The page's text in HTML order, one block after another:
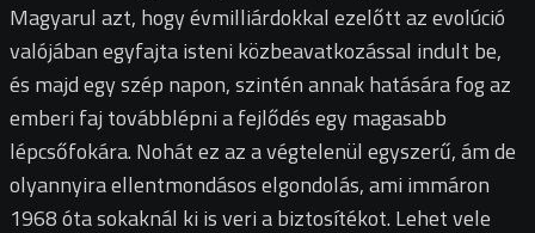
Magyarul azt, hogy évmilliárdokkal ezelőtt az evolúció
valójában egyfajta isteni közbeavatkozással indult be,
és majd egy szép napon, szintén annak hatására fog az
emberi faj továbblépni a fejlődés egy magasabb
lépcsőfokára. Nohát ez az a végtelenül egyszerű, ám de
olyannyira ellentmondásos elgondolás, ami immáron
1968 óta sokaknál ki is veri a biztosítékot. Lehet vele